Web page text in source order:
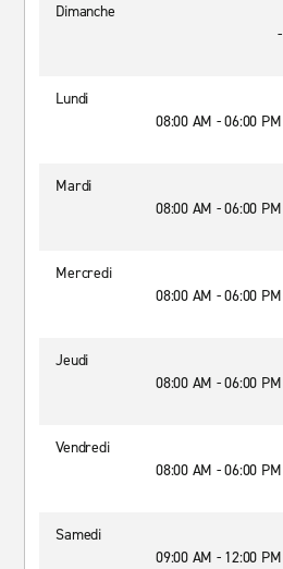
Dimanche
-
Lundi
08:00 AM - 06:00 PM
Mardi
08:00 AM - 06:00 PM
Mercredi
08:00 AM - 06:00 PM
Jeudi
08:00 AM - 06:00 PM
Vendredi
08:00 AM - 06:00 PM
Samedi
09:00 AM - 12:00 PM